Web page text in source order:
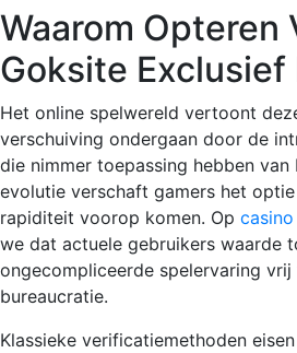
Waarom Opteren
Goksite Exclusief
Het online spelwereld vertoont
verschuiving ondergaan door de
die nimmer toepassing hebben van
evolutie verschaft gamers het
rapiditeit voorop komen. Op
we dat actuele gebruikers waarde
ongecompliceerde spelervaring
bureaucratie.
Klassieke verificatiemethoden